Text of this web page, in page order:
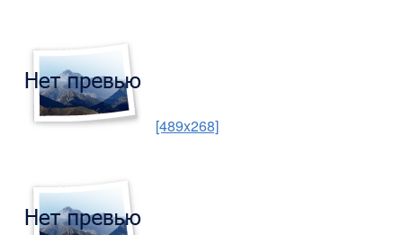
[489x268]